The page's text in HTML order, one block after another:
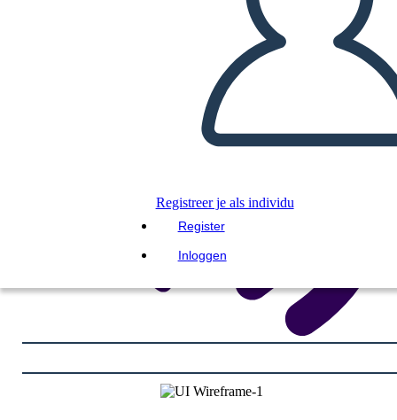
Registreer je als individu
Register
Inloggen